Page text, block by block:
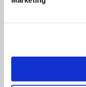
partners
Tourism internally
region of
about us